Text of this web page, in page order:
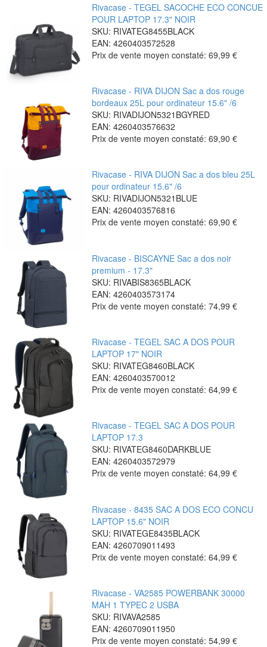
Rivacase - TEGEL SACOCHE ECO CONCUE
POUR LAPTOP 17.3" NOIR
SKU: RIVATEG8455BLACK
EAN: 4260403572528
Prix de vente moyen constaté:69,99 €
Rivacase - RIVA DIJON Sac a dos rouge
bordeaux 25L pour ordinateur 15.6" /6
SKU: RIVADIJON5321BGYRED
EAN: 4260403576632
Prix de vente moyen constaté:69,90 €
Rivacase - RIVA DIJON Sac a dos bleu 25L
pour ordinateur 15.6" /6
SKU: RIVADIJON5321BLUE
EAN: 4260403576816
Prix de vente moyen constaté:69,90 €
Rivacase - BISCAYNE Sac a dos noir
premium - 17.3"
SKU: RIVABIS8365BLACK
EAN: 4260403573174
Prix de vente moyen constaté:74,99 €
Rivacase - TEGEL SAC A DOS POUR
LAPTOP 17" NOIR
SKU: RIVATEG8460BLACK
EAN: 4260403570012
Prix de vente moyen constaté:64,99 €
Rivacase - TEGEL SAC A DOS POUR
LAPTOP 17.3
SKU: RIVATEG8460DARKBLUE
EAN: 4260403572979
Prix de vente moyen constaté:64,99 €
Rivacase - 8435 SAC A DOS ECO CONCU
LAPTOP 15.6" NOIR
SKU: RIVATEGE8435BLACK
EAN: 4260709011493
Prix de vente moyen constaté:64,99 €
Rivacase - VA2585 POWERBANK 30000
MAH 1 TYPEC 2 USBA
SKU: RIVAVA2585
EAN: 4260709011950
Prix de vente moyen constaté:54,99 €